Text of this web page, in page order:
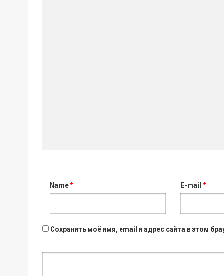
Name* E-mail*
Сохранить моё имя, email и адрес сайта в этом